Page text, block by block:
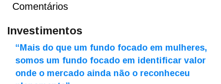
Comentários
Investimentos
“Mais do que um fundo focado em mulheres,
somos um fundo focado em identificar valor
onde o mercado ainda não o reconheceu